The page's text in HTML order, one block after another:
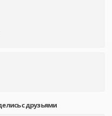
с друзьями